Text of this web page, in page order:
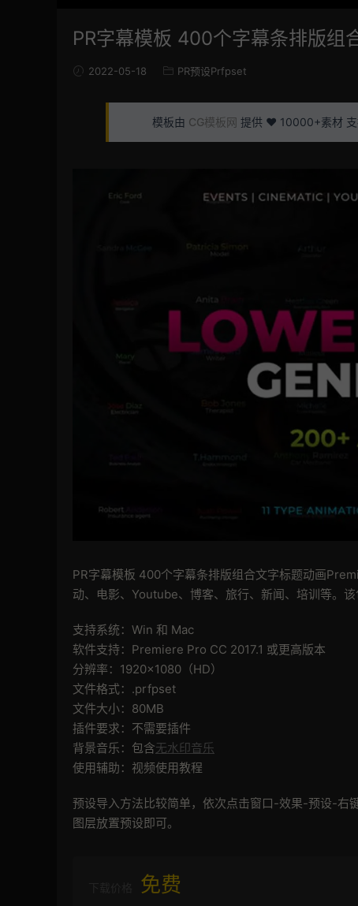
PR字幕模板 400个字幕条排版组
2022-05-18 PR预设Prfpset
模板由 CG模板网 提供 ❤️ 10000+素材 支
PR字幕模板 400个字幕条排版组合文字标题动画
动、电影、Youtube、博客、旅行、新闻、培训等。该
支持系统：Win 和 Mac
软件支持：Premiere Pro CC 2017.1 或更高版本
分辨率：1920×1080（HD）
文件格式：.prfpset
文件大小：80MB
插件要求：不需要插件
背景音乐：包含无水印音乐
使用辅助：视频使用教程
预设导入方法比较简单，依次点击窗口-效果-预设-右
图层放置预设即可。
免费